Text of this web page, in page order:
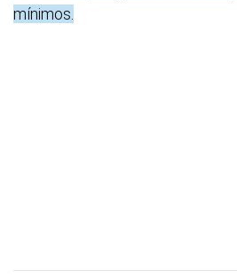
mínimos.